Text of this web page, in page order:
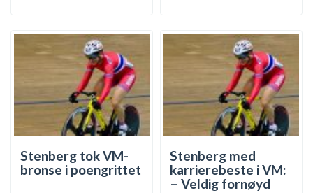
Stenberg tok VM-
bronse i poengrittet
Stenberg med
karrierebeste i VM:
– Veldig fornøyd